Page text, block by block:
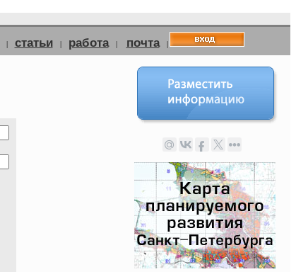
| статьи | работа | почта |